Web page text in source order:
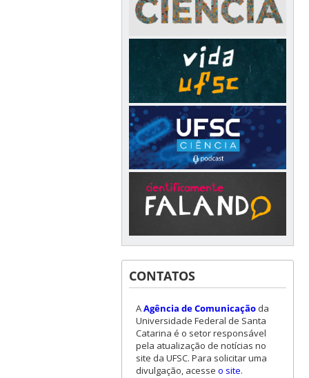
CONTATOS
AAgência de Comunicaçãoda
Universidade Federal de Santa
Catarina é o setor responsável
pela atualização de notícias no
site da UFSC. Para solicitar uma
divulgação, acesse o site.